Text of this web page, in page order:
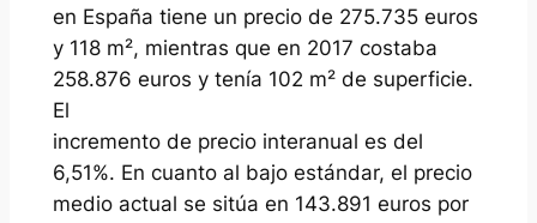
en España tiene un precio de 275.735 euros
y 118 m², mientras que en 2017 costaba
258.876 euros y tenía 102 m² de superficie.
El
incremento de precio interanual es del
6,51%. En cuanto al bajo estándar, el precio
medio actual se sitúa en 143.891 euros por